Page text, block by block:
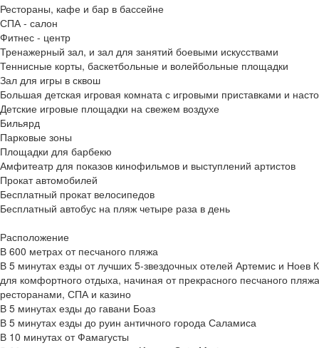
Рестораны, кафе и бар в бассейне
СПА - салон
Фитнес - центр
Тренажерный зал, и зал для занятий боевыми искусствами
Теннисные корты, баскетбольные и волейбольные площадки
Зал для игры в сквош
Большая детская игровая комната с игровыми приставками и
Детские игровые площадки на свежем воздухе
Бильярд
Парковые зоны
Площадки для барбекю
Амфитеатр для показов кинофильмов и выступлений артистов
Прокат автомобилей
Бесплатный прокат велосипедов
Бесплатный автобус на пляж четыре раза в день
Расположение
В 600 метрах от песчаного пляжа
В 5 минутах езды от лучших 5-звездочных отелей Артемис и Ноев
для комфортного отдыха, начиная от прекрасного песчаного
ресторанами, СПА и казино
В 5 минутах езды до гавани Боаз
В 5 минутах езды до руин античного города Саламиса
В 10 минутах от Фамагусты